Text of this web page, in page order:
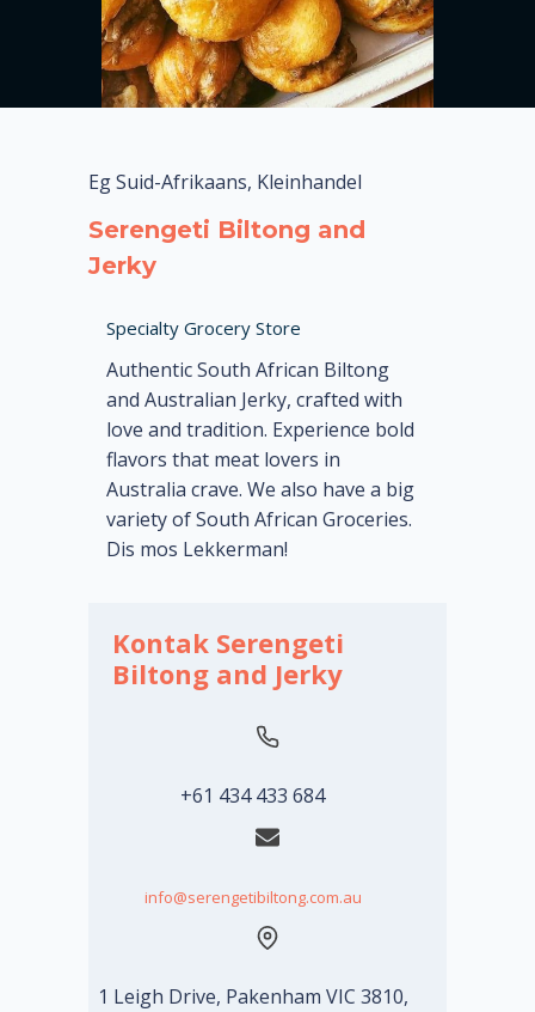
Eg Suid-Afrikaans, Kleinhandel
Serengeti Biltong and
Jerky
Specialty Grocery Store
Authentic South African Biltong
and Australian Jerky, crafted with
love and tradition. Experience bold
flavors that meat lovers in
Australia crave. We also have a big
variety of South African Groceries.
Dis mos Lekkerman!
Kontak Serengeti
Biltong and Jerky
+61 434 433 684
info@serengetibiltong.com.au
1 Leigh Drive, Pakenham VIC 3810,